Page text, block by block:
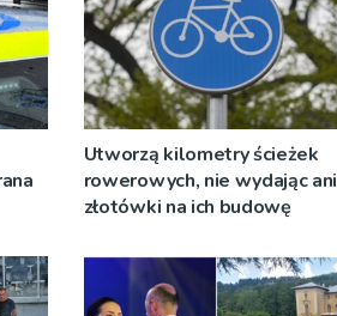
Utworzą kilometry ścieżek
rowerowych, nie wydając ani
złotówki na ich budowę